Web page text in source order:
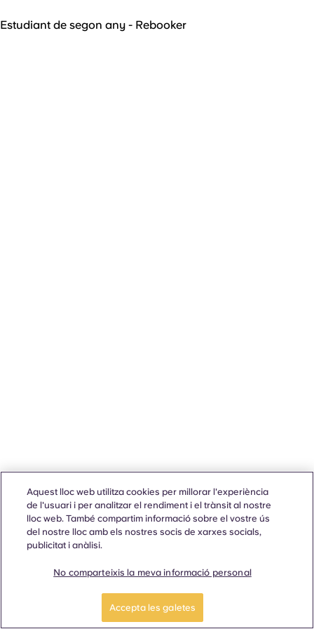
Estudiant de segon any - Rebooker
Aquest lloc web utilitza cookies per millorar l'experiència
de l'usuari i per analitzar el rendiment i el trànsit al nostre
lloc web. També compartim informació sobre el vostre ús
del nostre lloc amb els nostres socis de xarxes socials,
publicitat i anàlisi.
No comparteixis la meva informació personal
Accepta les galetes